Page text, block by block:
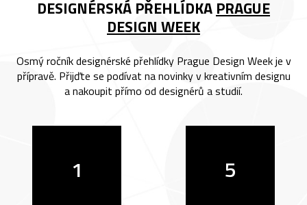
DESIGNÉRSKÁ PŘEHLÍDKA PRAGUE
DESIGN WEEK
Osmý ročník designérské přehlídky Prague Design Week je v
přípravě. Přijďte se podívat na novinky v kreativním designu
a nakoupit přímo od designérů a studií.
1 5